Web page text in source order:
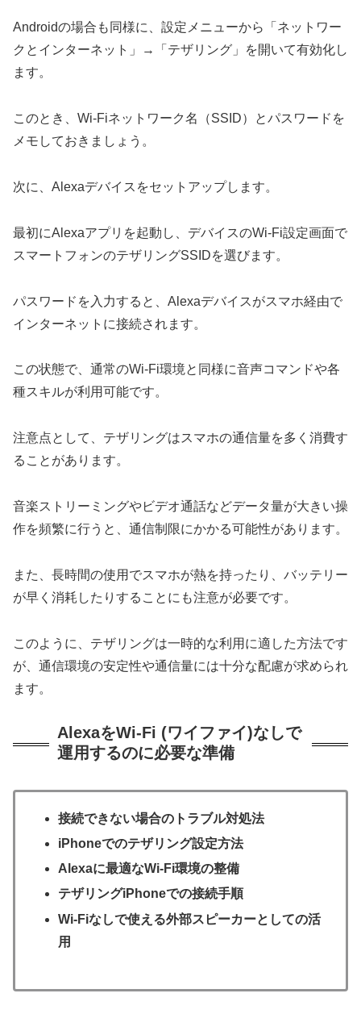
Androidの場合も同様に、設定メニューから「ネットワー
クとインターネット」→「テザリング」を開いて有効化し
ます。
このとき、Wi-Fiネットワーク名（SSID）とパスワードを
メモしておきましょう。
次に、Alexaデバイスをセットアップします。
最初にAlexaアプリを起動し、デバイスのWi-Fi設定画面で
スマートフォンのテザリングSSIDを選びます。
パスワードを入力すると、Alexaデバイスがスマホ経由で
インターネットに接続されます。
この状態で、通常のWi-Fi環境と同様に音声コマンドや各
種スキルが利用可能です。
注意点として、テザリングはスマホの通信量を多く消費す
ることがあります。
音楽ストリーミングやビデオ通話などデータ量が大きい操
作を頻繁に行うと、通信制限にかかる可能性があります。
また、長時間の使用でスマホが熱を持ったり、バッテリー
が早く消耗したりすることにも注意が必要です。
このように、テザリングは一時的な利用に適した方法です
が、通信環境の安定性や通信量には十分な配慮が求められ
ます。
AlexaをWi-Fi (ワイファイ)なしで
運用するのに必要な準備
接続できない場合のトラブル対処法
iPhoneでのテザリング設定方法
Alexaに最適なWi-Fi環境の整備
テザリングiPhoneでの接続手順
Wi-Fiなしで使える外部スピーカーとしての活
用